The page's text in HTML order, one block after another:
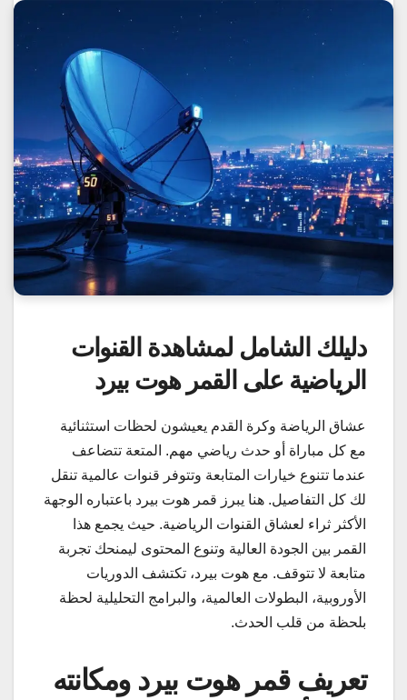
دليلك الشامل لمشاهدة القنوات
الرياضية على القمر هوت بيرد
عشاق الرياضة وكرة القدم يعيشون لحظات استثنائية
مع كل مباراة أو حدث رياضي مهم. المتعة تتضاعف
عندما تتنوع خيارات المتابعة وتتوفر قنوات عالمية تنقل
لك كل التفاصيل. هنا يبرز قمر هوت بيرد باعتباره الوجهة
الأكثر ثراء لعشاق القنوات الرياضية. حيث يجمع هذا
القمر بين الجودة العالية وتنوع المحتوى ليمنحك تجربة
متابعة لا تتوقف. مع هوت بيرد، تكتشف الدوريات
الأوروبية، البطولات العالمية، والبرامج التحليلية لحظة
بلحظة من قلب الحدث.
تعريف قمر هوت بيرد ومكانته